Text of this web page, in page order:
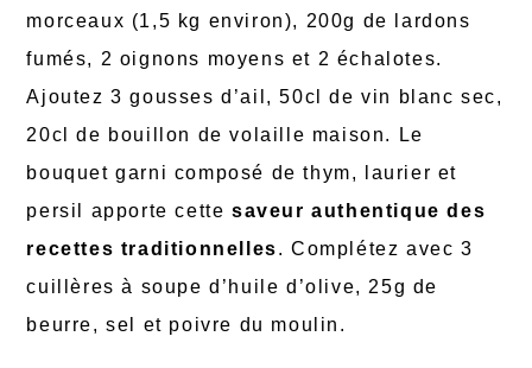
morceaux (1,5 kg environ), 200g de lardons
fumés, 2 oignons moyens et 2 échalotes.
Ajoutez 3 gousses d’ail, 50cl de vin blanc sec,
20cl de bouillon de volaille maison. Le
bouquet garni composé de thym, laurier et
persil apporte cettesaveur authentique des
recettes traditionnelles. Complétez avec 3
cuillères à soupe d’huile d’olive, 25g de
beurre, sel et poivre du moulin.